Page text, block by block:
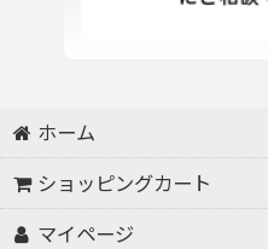
ホーム
ショッピングカート
マイページ